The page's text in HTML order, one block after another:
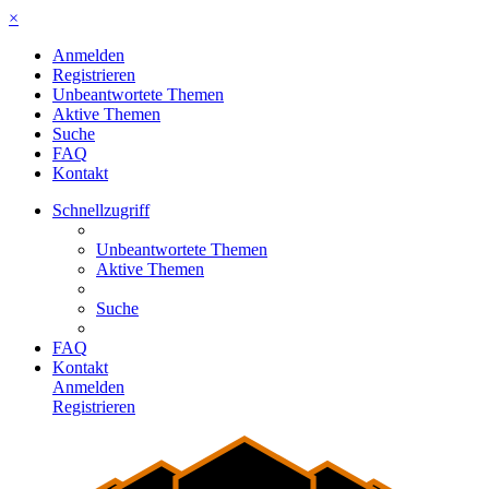
×
Anmelden
Registrieren
Unbeantwortete Themen
Aktive Themen
Suche
FAQ
Kontakt
Schnellzugriff
Unbeantwortete Themen
Aktive Themen
Suche
FAQ
Kontakt
Anmelden
Registrieren